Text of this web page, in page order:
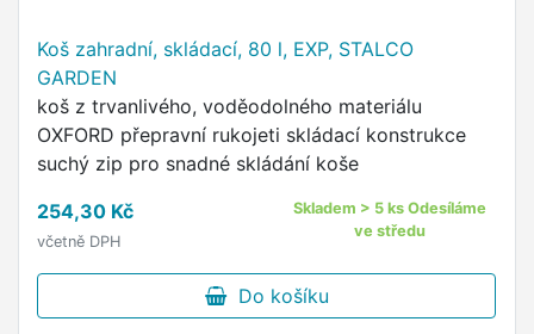
Koš zahradní, skládací, 80 l, EXP, STALCO
GARDEN
koš z trvanlivého, voděodolného materiálu
OXFORD přepravní rukojeti skládací konstrukce
suchý zip pro snadné skládání koše
254,30 Kč
včetně DPH
Skladem > 5 ks Odesíláme
ve středu
Do košíku